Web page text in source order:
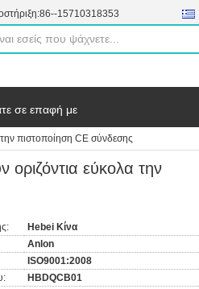
86--15710318353
σε επαφή με
πιστοποίηση CE σύνδεσης
εύκολα την
Hebei Κίνα
Anlon
ISO9001:2008
HBDQCB01